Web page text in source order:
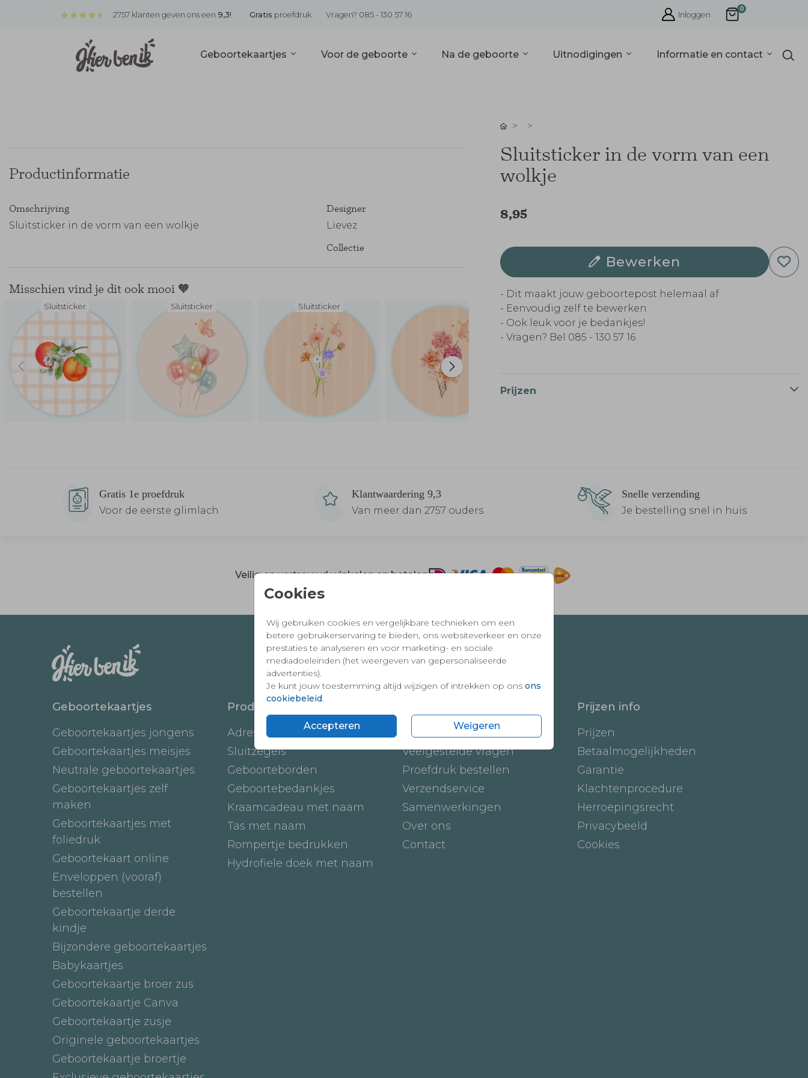
2757 klanten geven ons een 9,3! Gratis proefdruk Vragen? 085 - 130 57 16 Inloggen
0
Geboortekaartjes Voor de geboorte Na de geboorte Uitnodigingen Informatie en contact
Cookies
Wij gebruiken cookies en vergelijkbare technieken om een
betere gebruikerservaring te bieden, ons websiteverkeer en onze
prestaties te analyseren en voor marketing- en sociale
mediadoeleinden (het weergeven van gepersonaliseerde
advertenties).
Je kunt jouw toestemming altijd wijzigen of intrekken op ons ons
cookiebeleid
Accepteren Weigeren
Productinformatie
Omschrijving
Sluitsticker in de vorm van een wolkje
Designer
Lievez
Collectie
Misschien vind je dit ook mooi 🧡
Sluitsticker Sluitsticker Sluitsticker Sluitsticker
Sluitsticker in de vorm van een
wolkje
8,95
Bewerken
- Dit maakt jouw geboortepost helemaal af
- Eenvoudig zelf te bewerken
- Ook leuk voor je bedankjes!
- Vragen? Bel 085 - 130 57 16
Prijzen
Gratis 1e proefdruk
Voor de eerste glimlach
Klantwaardering 9,3
Van meer dan 2757 ouders
Snelle verzending
Je bestelling snel in huis
Veilig en vertrouwd winkelen en betalen
Geboortekaartjes
Geboortekaartjes jongens
Geboortekaartjes meisjes
Neutrale geboortekaartjes
Geboortekaartjes zelf
maken
Geboortekaartjes met
foliedruk
Geboortekaart online
Enveloppen (vooraf)
bestellen
Geboortekaartje derde
kindje
Bijzondere geboortekaartjes
Babykaartjes
Geboortekaartje broer zus
Geboortekaartje Canva
Geboortekaartje zusje
Originele geboortekaartjes
Geboortekaartje broertje
Producten
Adresstickers
Sluitzegels
Geboorteborden
Geboortebedankjes
Kraamcadeau met naam
Tas met naam
Rompertje bedrukken
Hydrofiele doek met naam
Hoe werkt het
Veelgestelde vragen
Proefdruk bestellen
Verzendservice
Samenwerkingen
Over ons
Contact
Prijzen info
Prijzen
Betaalmogelijkheden
Garantie
Klachtenprocedure
Herroepingsrecht
Privacybeeld
Cookies